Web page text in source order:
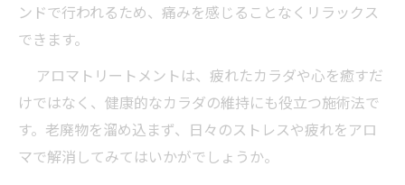
ンドで行われるため、痛みを感じることなくリラックス
できます。
アロマトリートメントは、疲れたカラダや心を癒すだ
けではなく、健康的なカラダの維持にも役立つ施術法で
す。老廃物を溜め込まず、日々のストレスや疲れをアロ
マで解消してみてはいかがでしょうか。